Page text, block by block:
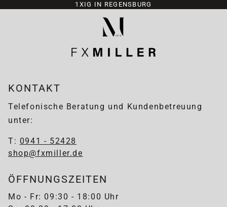
1XIG IN REGENSBURG
KONTAKT
Telefonische Beratung und Kundenbetreuung
unter:
T: 0941 - 52428
shop@fxmiller.de
ÖFFNUNGSZEITEN
Mo - Fr: 09:30 - 18:00 Uhr